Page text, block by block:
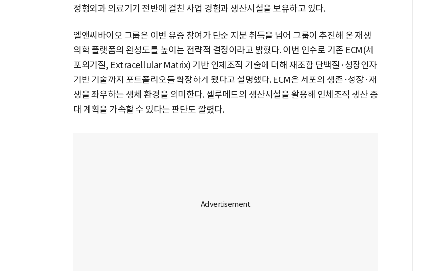
정형외과 의료기기 전반에 걸친 사업 경험과 생산시설을 보유하고 있다.
엘앤씨바이오 그룹은 이번 유증 참여가 단순 지분 취득을 넘어 그룹이 추진해 온 재생
의학 플랫폼의 완성도를 높이는 전략적 결정이라고 밝혔다. 이번 인수로 기존 ECM(세
포외기질, Extracellular Matrix) 기반 인체조직 기술에 더해 재조합 단백질·성장인자
기반 기술까지 포트폴리오를 확장하게 됐다고 설명했다. ECM은 세포의 생존·성장·재
생을 좌우하는 생체 환경을 의미한다. 셀루메드의 생산시설을 활용해 인체조직 생산 증
대 계획을 가속할 수 있다는 판단도 깔렸다.